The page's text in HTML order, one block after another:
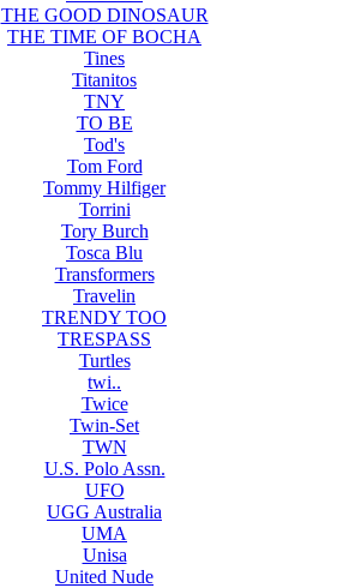
THE GOOD DINOSAUR
THE TIME OF BOCHA
Tines
Titanitos
TNY
TO BE
Tod's
Tom Ford
Tommy Hilfiger
Torrini
Tory Burch
Tosca Blu
Transformers
Travelin
TRENDY TOO
TRESPASS
Turtles
twi..
Twice
Twin-Set
TWN
U.S. Polo Assn.
UFO
UGG Australia
UMA
Unisa
United Nude